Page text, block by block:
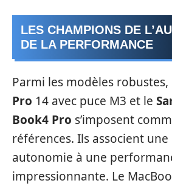
LES CHAMPIONS DE
DE LA PERFORMANCE
Parmi les modèles robustes,
Pro 14 avec puce M3 et le
Book4 Pro s’imposent
références. Ils associent
autonomie à une
impressionnante. Le